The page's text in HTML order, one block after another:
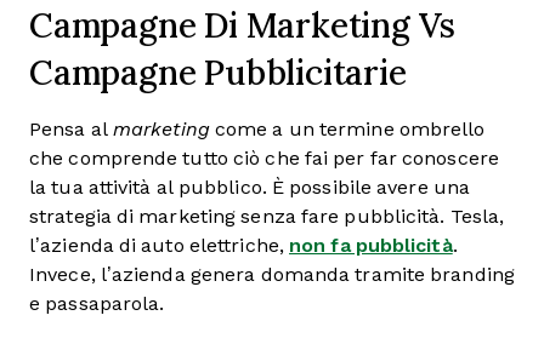
Campagne Di Marketing Vs
Campagne Pubblicitarie
Pensa al marketingcome a un termine ombrello
che comprende tutto ciò che fai per far conoscere
la tua attività al pubblico. È possibile avere una
strategia di marketing senza fare pubblicità. Tesla,
l’azienda di auto elettriche, non fa pubblicità.
Invece, l’azienda genera domanda tramite branding
e passaparola.